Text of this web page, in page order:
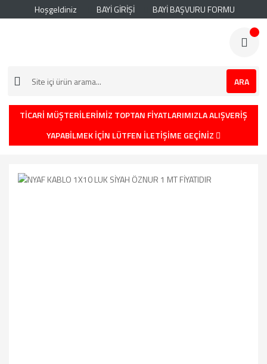
Hoşgeldiniz BAYİ GİRİŞİ BAYİ BAŞVURU FORMU
ARA
TİCARİ MÜŞTERİLERİMİZ TOPTAN FİYATLARIMIZLA ALIŞVERİŞ
YAPABİLMEK İÇİN LÜTFEN İLETİŞİME GEÇİNİZ